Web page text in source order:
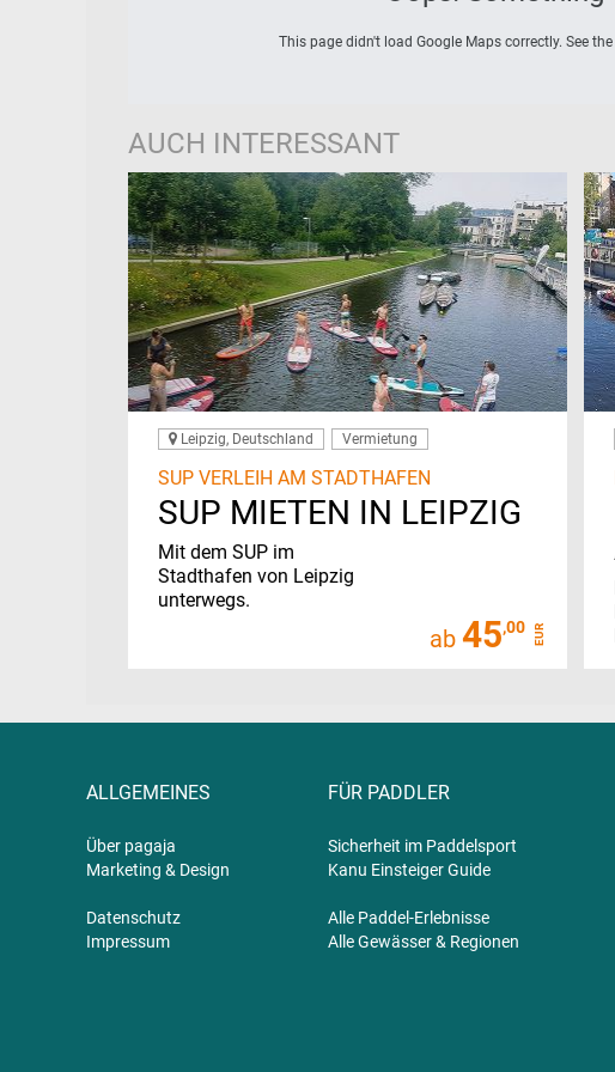
This page didn't load Google Maps correctly. See
AUCH INTERESSANT
Leipzig, Deutschland Vermietung
SUP VERLEIH AM STADTHAFEN
SUP MIETEN IN LEIPZIG
Mit dem SUP im
Stadthafen von Leipzig
unterwegs.
ab45,00 EUR
ALLGEMEINES
Über pagaja
Marketing & Design
Datenschutz
Impressum
FÜR PADDLER
Sicherheit im Paddelsport
Kanu Einsteiger Guide
Alle Paddel-Erlebnisse
Alle Gewässer & Regionen